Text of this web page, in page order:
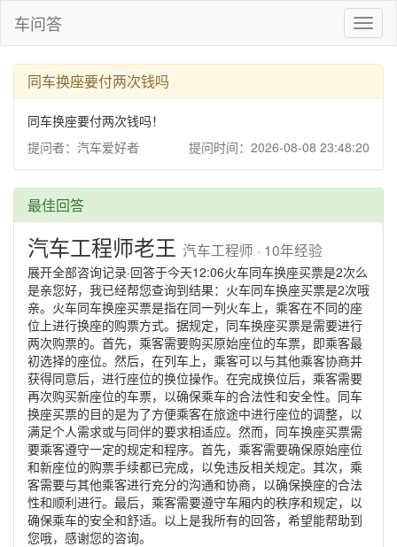
车问答
同车换座要付两次钱吗
同车换座要付两次钱吗！
提问者：汽车爱好者
提问时间：2026-08-08 23:48:20
最佳回答
汽车工程师老王 汽车工程师 · 10年经验
展开全部咨询记录·回答于今天12:06火车同车换座买票是2次么
是亲您好，我已经帮您查询到结果：火车同车换座买票是2次哦
亲。火车同车换座买票是指在同一列火车上，乘客在不同的座
位上进行换座的购票方式。据规定，同车换座买票是需要进行
两次购票的。首先，乘客需要购买原始座位的车票，即乘客最
初选择的座位。然后，在列车上，乘客可以与其他乘客协商并
获得同意后，进行座位的换位操作。在完成换位后，乘客需要
再次购买新座位的车票，以确保乘车的合法性和安全性。同车
换座买票的目的是为了方便乘客在旅途中进行座位的调整，以
满足个人需求或与同伴的要求相适应。然而，同车换座买票需
要乘客遵守一定的规定和程序。首先，乘客需要确保原始座位
和新座位的购票手续都已完成，以免违反相关规定。其次，乘
客需要与其他乘客进行充分的沟通和协商，以确保换座的合法
性和顺利进行。最后，乘客需要遵守车厢内的秩序和规定，以
确保乘车的安全和舒适。以上是我所有的回答，希望能帮助到
您哦，感谢您的咨询。